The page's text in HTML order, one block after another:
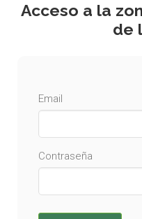
Acceso a la
de
Email
Contraseña